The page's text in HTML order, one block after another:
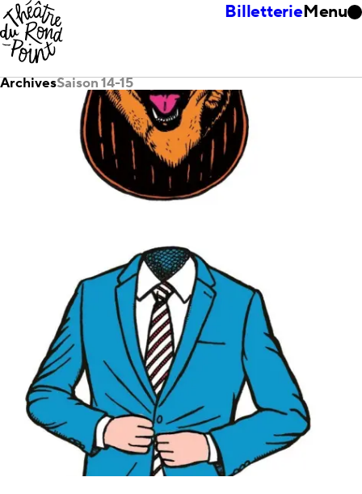
BilletterieMenu
ArchivesSaison 14-15